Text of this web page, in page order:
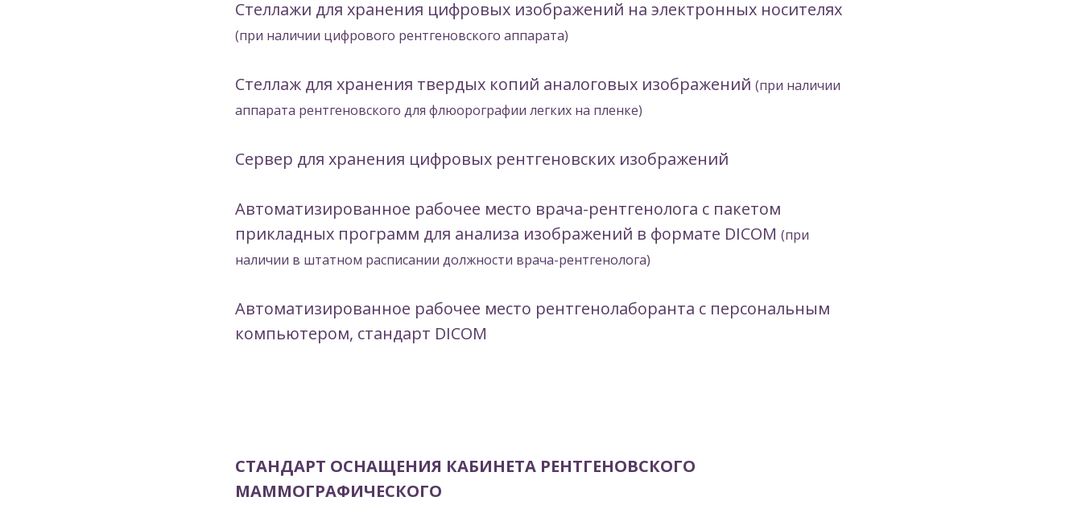
Стеллажи для хранения цифровых изображений на электронных носителях
(при наличии цифрового рентгеновского аппарата)
Стеллаж для хранения твердых копий аналоговых изображений (при наличии
аппарата рентгеновского для флюорографии легких на пленке)
Сервер для хранения цифровых рентгеновских изображений
Автоматизированное рабочее место врача-рентгенолога с пакетом
прикладных программ для анализа изображений в формате DICOM (при
наличии в штатном расписании должности врача-рентгенолога)
Автоматизированное рабочее место рентгенолаборанта с персональным
компьютером, стандарт DICOM
СТАНДАРТ ОСНАЩЕНИЯ КАБИНЕТА РЕНТГЕНОВСКОГО
МАММОГРАФИЧЕСКОГО